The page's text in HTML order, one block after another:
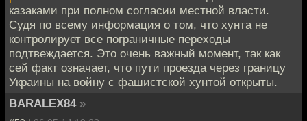
казаками при полном согласии местной власти.
Судя по всему информация о том, что хунта не
контролирует все пограничные переходы
подтвеждается. Это очень важный момент, так как
сей факт означает, что пути проезда через границу
Украины на войну с фашистской хунтой открыты.
BARALEX84 »